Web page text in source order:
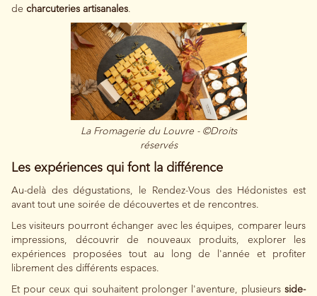
de charcuteries artisanales.
La Fromagerie du Louvre - ©Droits
réservés
Les expériences qui font la différence
Au-delà des dégustations, le Rendez-Vous des Hédonistes est
avant tout une soirée de découvertes et de rencontres.
Les visiteurs pourront échanger avec les équipes, comparer leurs
impressions, découvrir de nouveaux produits, explorer les
expériences proposées tout au long de l'année et profiter
librement des différents espaces.
Et pour ceux qui souhaitent prolonger l'aventure, plusieurs side-